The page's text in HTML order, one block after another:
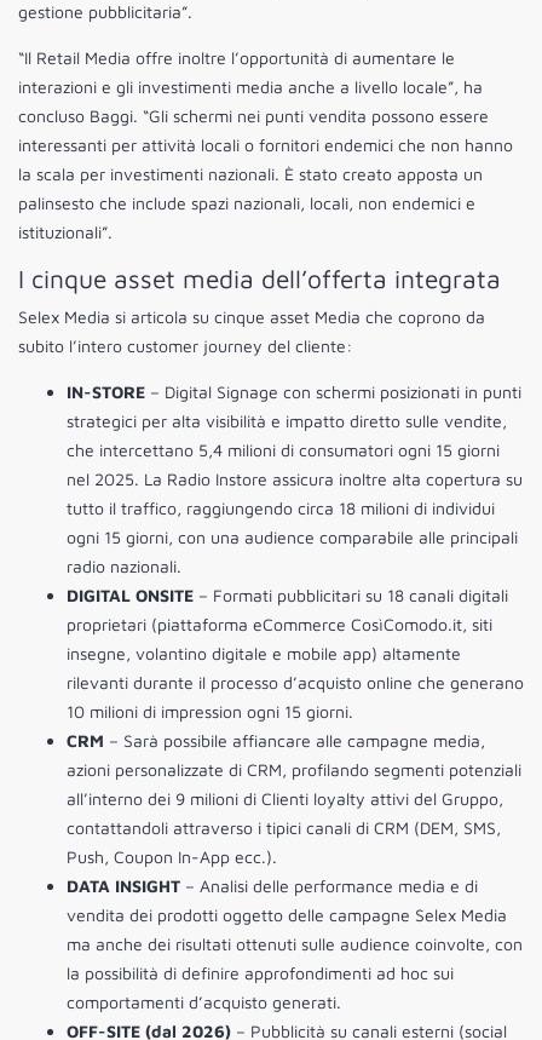
gestione pubblicitaria”.
“Il Retail Media offre inoltre l’opportunità di aumentare le
interazioni e gli investimenti media anche a livello locale”, ha
concluso Baggi. “Gli schermi nei punti vendita possono essere
interessanti per attività locali o fornitori endemici che non hanno
la scala per investimenti nazionali. È stato creato apposta un
palinsesto che include spazi nazionali, locali, non endemici e
istituzionali”.
I cinque asset media dell’offerta integrata
Selex Media si articola su cinque asset Media che coprono da
subito l’intero customer journey del cliente:
IN-STORE – Digital Signage con schermi posizionati in punti
strategici per alta visibilità e impatto diretto sulle vendite,
che intercettano 5,4 milioni di consumatori ogni 15 giorni
nel 2025. La Radio Instore assicura inoltre alta copertura su
tutto il traffico, raggiungendo circa 18 milioni di individui
ogni 15 giorni, con una audience comparabile alle principali
radio nazionali.
DIGITAL ONSITE – Formati pubblicitari su 18 canali digitali
proprietari (piattaforma eCommerce CosìComodo.it, siti
insegne, volantino digitale e mobile app) altamente
rilevanti durante il processo d’acquisto online che generano
10 milioni di impression ogni 15 giorni.
CRM – Sarà possibile affiancare alle campagne media,
azioni personalizzate di CRM, profilando segmenti potenziali
all’interno dei 9 milioni di Clienti loyalty attivi del Gruppo,
contattandoli attraverso i tipici canali di CRM (DEM, SMS,
Push, Coupon In-App ecc.).
DATA INSIGHT – Analisi delle performance media e di
vendita dei prodotti oggetto delle campagne Selex Media
ma anche dei risultati ottenuti sulle audience coinvolte, con
la possibilità di definire approfondimenti ad hoc sui
comportamenti d’acquisto generati.
OFF-SITE (dal 2026) – Pubblicità su canali esterni (social